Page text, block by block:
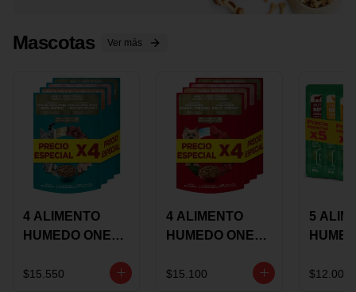
Mascotas Ver más
4 ALIMENTO
HUMEDO ONE
85 GRS
$15.550
4 ALIMENTO
HUMEDO ONE
85 GRS
$15.100
5
$12.000